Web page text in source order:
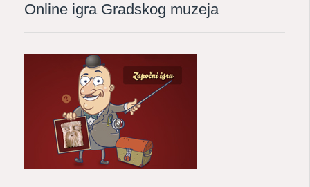
Online igra Gradskog muzeja